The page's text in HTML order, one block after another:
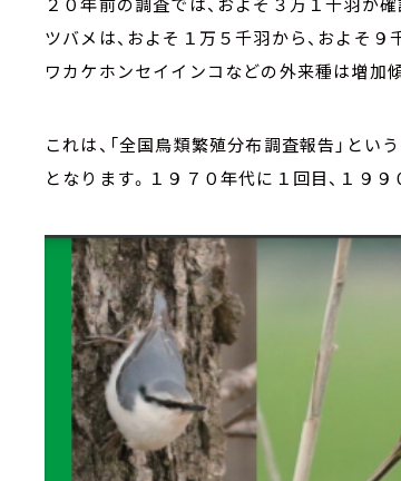
ツバメは、およそ１万５千羽から、およそ
ワカケホンセイインコなどの外来種は増加
これは、「全国鳥類繁殖分布調査報告」と
となります。１９７０年代に１回目、１９